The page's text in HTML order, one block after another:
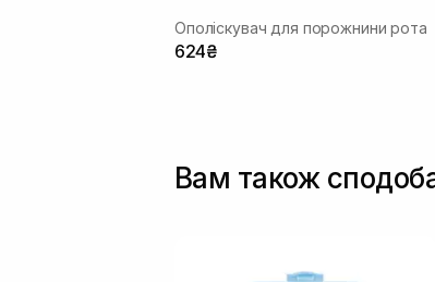
Ополіскувач для порожнини рота
624₴
Вам також